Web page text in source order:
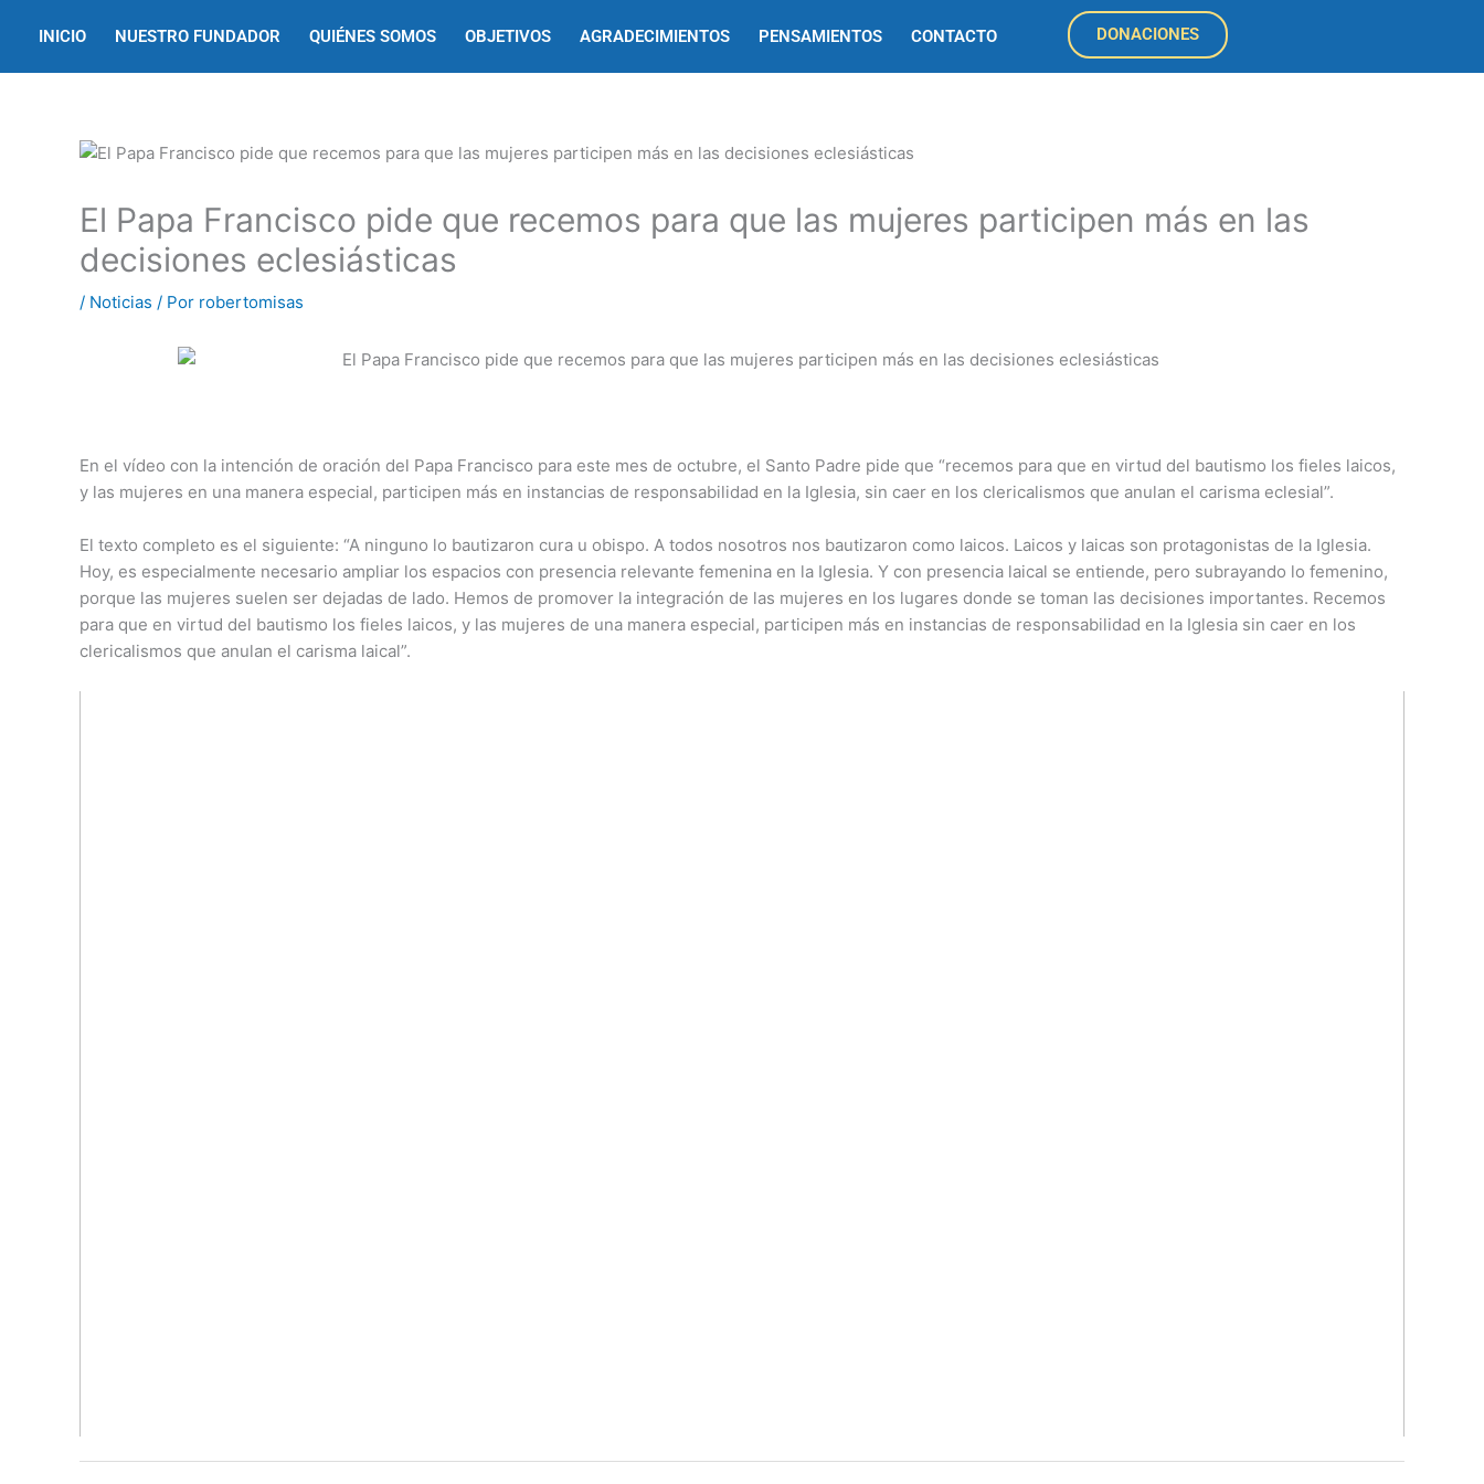
INICIO NUESTRO FUNDADOR QUIÉNES SOMOS OBJETIVOS AGRADECIMIENTOS PENSAMIENTOS CONTACTO DONACIONES
El Papa Francisco pide que recemos para que las mujeres participen más en las
decisiones eclesiásticas
/ Noticias / Por robertomisas
En el vídeo con la intención de oración del Papa Francisco para este mes de octubre, el Santo Padre pide que “recemos para que en virtud del bautismo los fieles laicos,
y las mujeres en una manera especial, participen más en instancias de responsabilidad en la Iglesia, sin caer en los clericalismos que anulan el carisma eclesial”.
El texto completo es el siguiente: “A ninguno lo bautizaron cura u obispo. A todos nosotros nos bautizaron como laicos. Laicos y laicas son protagonistas de la Iglesia.
Hoy, es especialmente necesario ampliar los espacios con presencia relevante femenina en la Iglesia. Y con presencia laical se entiende, pero subrayando lo femenino,
porque las mujeres suelen ser dejadas de lado. Hemos de promover la integración de las mujeres en los lugares donde se toman las decisiones importantes. Recemos
para que en virtud del bautismo los fieles laicos, y las mujeres de una manera especial, participen más en instancias de responsabilidad en la Iglesia sin caer en los
clericalismos que anulan el carisma laical”.